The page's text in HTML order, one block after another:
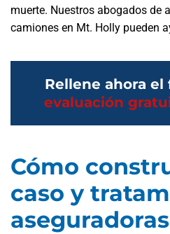
muerte. Nuestros abogados de
camiones en Mt. Holly pueden
Rellene ahora
evaluación
Cómo
caso y
aseguradoras